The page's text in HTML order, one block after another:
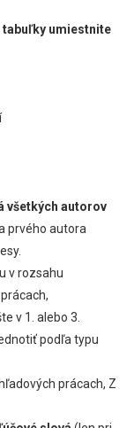
tabuľky umiestnite
všetkých autorov
prvého autora
v rozsahu
v 1. alebo 3.
podľa typu
prácach, Z